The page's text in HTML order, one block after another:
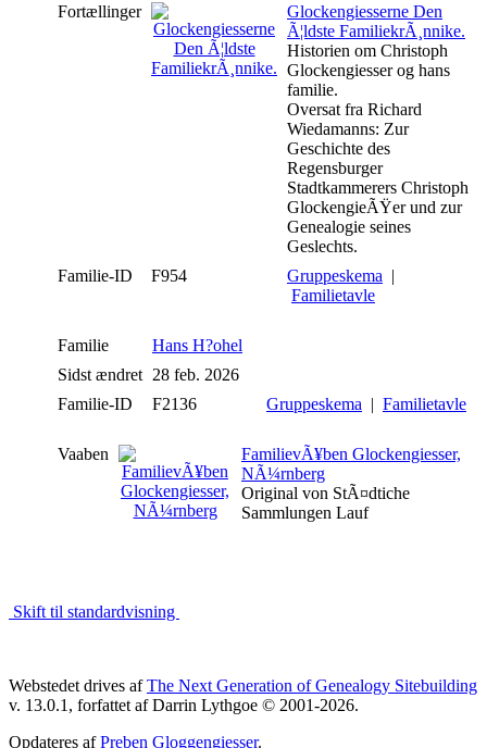
Fortællinger
Glockengiesserne Den
Ã¦ldste FamiliekrÃ¸nnike.
Historien om Christoph
Glockengiesser og hans
familie.
Oversat fra Richard
Wiedamanns: Zur
Geschichte des
Regensburger
Stadtkammerers Christoph
GlockengieÃŸer und zur
Genealogie seines
Geslechts.
Familie-ID
F954 Gruppeskema |
Familietavle
Familie
Hans H?ohel
Sidst ændret 28 feb. 2026
Familie-ID
F2136 Gruppeskema | Familietavle
Vaaben
FamilievÃ¥ben Glockengiesser,
NÃ¼rnberg
Original von StÃ¤dtiche
Sammlungen Lauf
Skift til standardvisning
Webstedet drives afThe Next Generation of Genealogy Sitebuilding
v. 13.0.1, forfattet af Darrin Lythgoe © 2001-2026.
Opdateres afPreben Gloggengiesser.